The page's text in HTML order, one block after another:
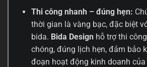
Thi công nhanh – đúng hẹn:
thời gian là vàng bạc, đặc biệt
bida. Bida Designhỗ trợ thi
chóng, đúng lịch hẹn, đảm bảo
đoạn hoạt động kinh doanh của